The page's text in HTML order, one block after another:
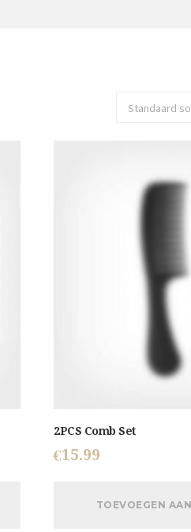
2PCS Comb Set
€15.99
TOEVOEGEN